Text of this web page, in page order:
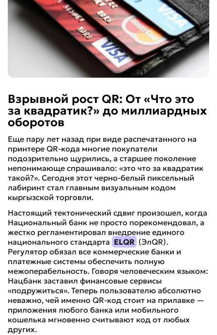
Взрывной рост QR: От «Что это
за квадратик?» до миллиардных
оборотов
Еще пару лет назад при виде распечатанного на
принтере QR-кода многие покупатели
подозрительно щурились, а старшее поколение
непонимающе спрашивало: «это что за квадратик
такой?». Сегодня этот черно-белый пиксельный
лабиринт стал главным визуальным кодом
кыргызской торговли.
Настоящий тектонический сдвиг произошел, когда
Национальный банк не просто порекомендовал, а
жестко регламентировал внедрение единого
национального стандарта ELQR (ЭлQR).
Регулятор обязал все коммерческие банки и
платежные системы обеспечить полную
межоперабельность. Говоря человеческим языком:
Нацбанк заставил финансовые сервисы
«подружиться». Теперь пользователю абсолютно
неважно, чей именно QR-код стоит на прилавке —
приложения любого банка или мобильного
кошелька мгновенно считывают код от любых
других.